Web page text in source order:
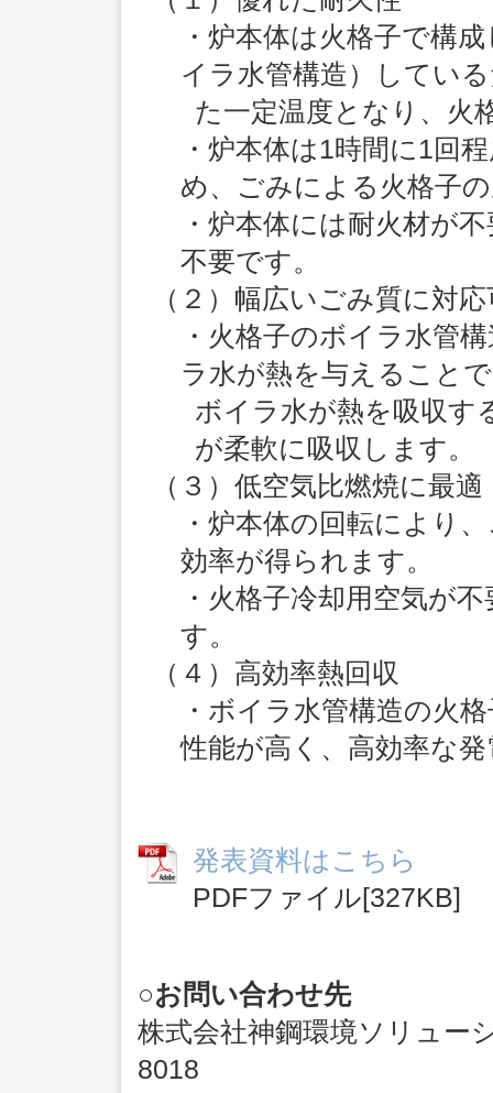
・炉本体は火格子で構
イラ水管構造）してい
た一定温度となり、火
・炉本体は1時間に1回
め、ごみによる火格子
・炉本体には耐火材が
不要です。
（２）幅広いごみ質に対
・火格子のボイラ水管
ラ水が熱を与えること
ボイラ水が熱を吸収す
が柔軟に吸収します。
（３）低空気比燃焼に最適
・炉本体の回転により
効率が得られます。
・火格子冷却用空気が
す。
（４）高効率熱回収
・ボイラ水管構造の火
性能が高く、高効率な
発表資料はこちら
PDFファイル[327KB]
○お問い合わせ先
株式会社神鋼環境ソリュ
8018